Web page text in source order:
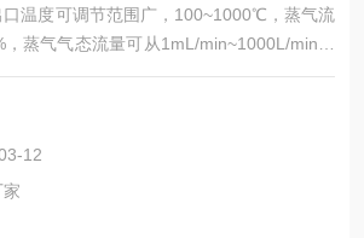
口温度可调节范围广，100~1000℃，蒸气流
蒸气气态流量可从1mL/min~1000L/min可
0.5uL/min~1000mL/min可选。
12